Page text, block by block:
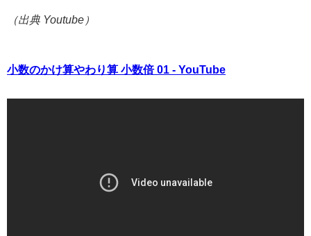
（出典 Youtube）
小数のかけ算やわり算 小数倍 01 - YouTube